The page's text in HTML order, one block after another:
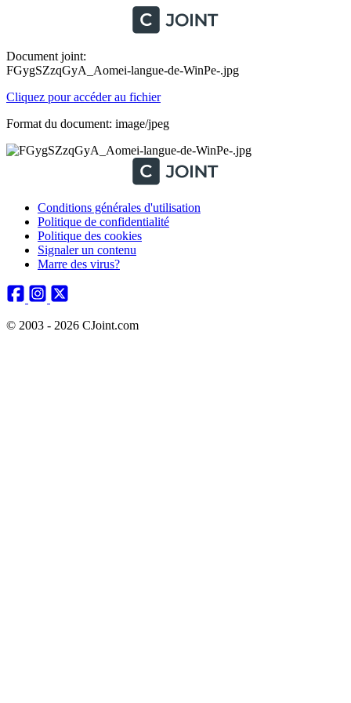
Document joint:
FGygSZzqGyA_Aomei-langue-de-WinPe-.jpg
Cliquez pour accéder au fichier
Format du document: image/jpeg
Conditions générales d'utilisation
Politique de confidentialité
Politique des cookies
Signaler un contenu
Marre des virus?
© 2003 - 2026 CJoint.com